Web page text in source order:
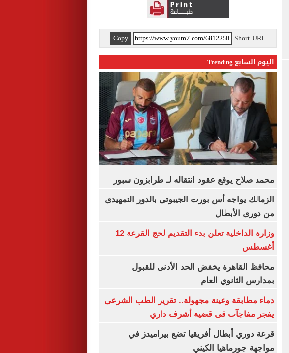
Short URL
Copy
اليوم السابع Trending
محمد صلاح يوقع عقود انتقاله لـ طرابزون سبور
الزمالك يواجه أس بورت الجيبوتى بالدور التمهيدى
من دورى الأبطال
وزارة الداخلية تعلن بدء التقديم لحج القرعة 12
أغسطس
محافظ القاهرة يخفض الحد الأدنى للقبول
بمدارس الثانوي العام
دماء مطابقة وعينة مجهولة.. تقرير الطب الشرعى
يفجر مفاجآت فى قضية أشرف داري
قرعة دوري أبطال أفريقيا تضع بيراميدز في
مواجهة جورماهيا الكيني